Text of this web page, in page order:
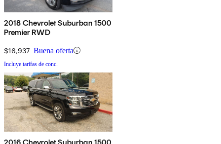
2018 Chevrolet Suburban 1500
Premier RWD
$16,937 Buena oferta
Incluye tarifas de conc.